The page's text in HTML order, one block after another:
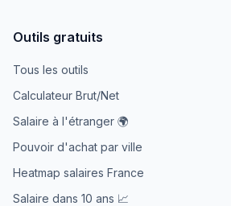
Outils gratuits
Tous les outils
Calculateur Brut/Net
Salaire à l'étranger 🌍
Pouvoir d'achat par ville
Heatmap salaires France
Salaire dans 10 ans 📈